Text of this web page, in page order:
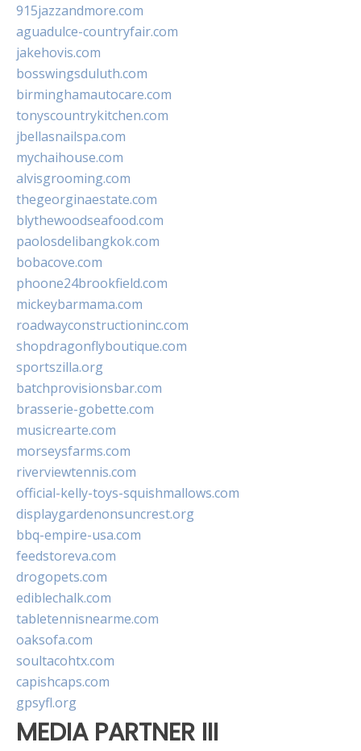
915jazzandmore.com
aguadulce-countryfair.com
jakehovis.com
bosswingsduluth.com
birminghamautocare.com
tonyscountrykitchen.com
jbellasnailspa.com
mychaihouse.com
alvisgrooming.com
thegeorginaestate.com
blythewoodseafood.com
paolosdelibangkok.com
bobacove.com
phoone24brookfield.com
mickeybarmama.com
roadwayconstructioninc.com
shopdragonflyboutique.com
sportszilla.org
batchprovisionsbar.com
brasserie-gobette.com
musicrearte.com
morseysfarms.com
riverviewtennis.com
official-kelly-toys-squishmallows.com
displaygardenonsuncrest.org
bbq-empire-usa.com
feedstoreva.com
drogopets.com
ediblechalk.com
tabletennisnearme.com
oaksofa.com
soultacohtx.com
capishcaps.com
gpsyfl.org
MEDIA PARTNER III